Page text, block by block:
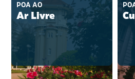
POA AO
Ar Livre